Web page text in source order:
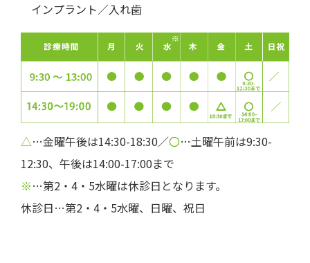
インプラント／入れ歯
△…金曜午後は14:30-18:30／〇…土曜午前は9:30-
12:30、午後は14:00-17:00まで
※…第2・4・5水曜は休診日となります。
休診日…第2・4・5水曜、日曜、祝日